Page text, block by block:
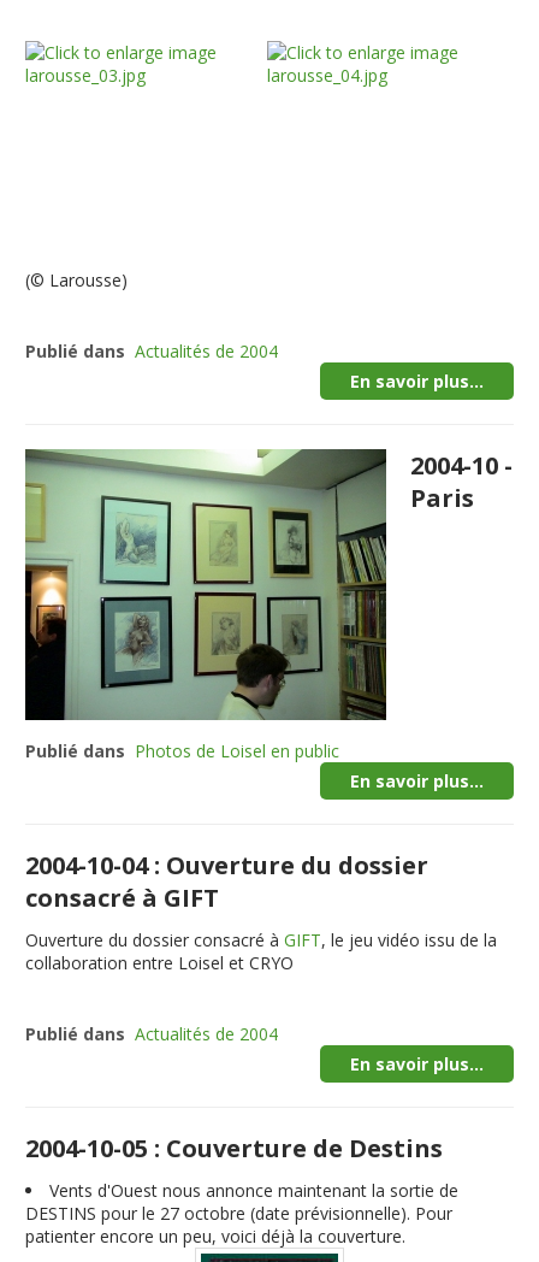
(© Larousse)
Publié dans Actualités de 2004
En savoir plus...
2004-10 -
Paris
Publié dans Photos de Loisel en public
En savoir plus...
2004-10-04 : Ouverture du dossier
consacré à GIFT
Ouverture du dossier consacré àGIFT, le jeu vidéo issu de la
collaboration entre Loisel et CRYO
Publié dans Actualités de 2004
En savoir plus...
2004-10-05 : Couverture de Destins
Vents d'Ouest nous annonce maintenant la sortie de
DESTINS pour le 27 octobre (date prévisionnelle). Pour
patienter encore un peu, voici déjà la couverture.